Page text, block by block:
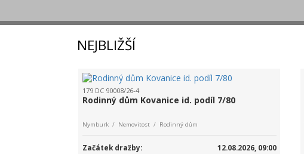
NEJBLIŽŠÍ
179 DC 90008/26-4
Rodinný dům Kovanice id. podíl 7/80
Nymburk / Nemovitost / Rodinný dům
Začátek dražby:
12.08.2026, 09:00